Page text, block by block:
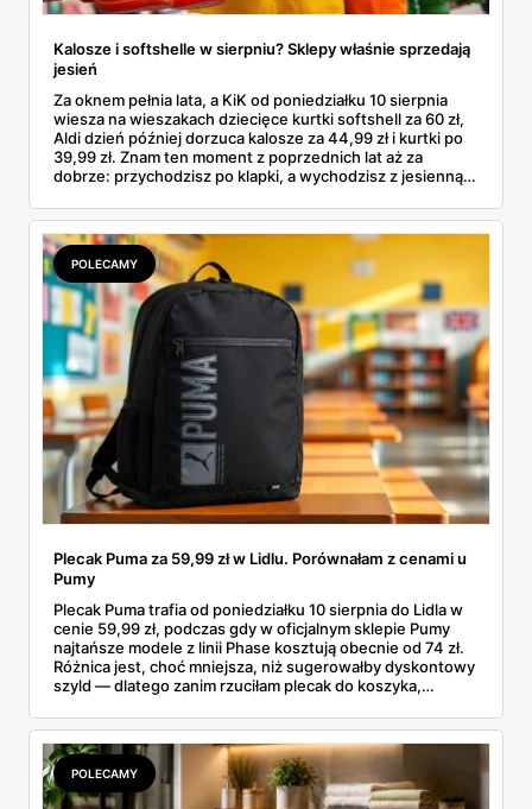
Kalosze i softshelle w sierpniu? Sklepy właśnie sprzedają
jesień
Za oknem pełnia lata, a KiK od poniedziałku 10 sierpnia
wiesza na wieszakach dziecięce kurtki softshell za 60 zł,
Aldi dzień później dorzuca kalosze za 44,99 zł i kurtki po
39,99 zł. Znam ten moment z poprzednich lat aż za
dobrze: przychodzisz po klapki, a wychodzisz z jesienną
pojawi się w gazetkach w przyszłym tygodniu i czy jest
sens kupować jesień, zanim skończą się wakacje.
POLECAMY
Plecak Puma za 59,99 zł w Lidlu. Porównałam z cenami u
Pumy
Plecak Puma trafia od poniedziałku 10 sierpnia do Lidla w
cenie 59,99 zł, podczas gdy w oficjalnym sklepie Pumy
najtańsze modele z linii Phase kosztują obecnie od 74 zł.
Różnica jest, choć mniejsza, niż sugerowałby dyskontowy
szyld — dlatego zanim rzuciłam plecak do koszyka,
rozpiska: co dokładnie sprzedaje Lidl, ile kosztują
odpowiedniki u producenta i komu ten zakup naprawdę
się opłaci.
POLECAMY